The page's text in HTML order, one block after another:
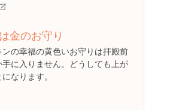
金のお守り
ンの幸福の黄色いお守りは拝殿前
手に入りません。どうしても上が
なります。